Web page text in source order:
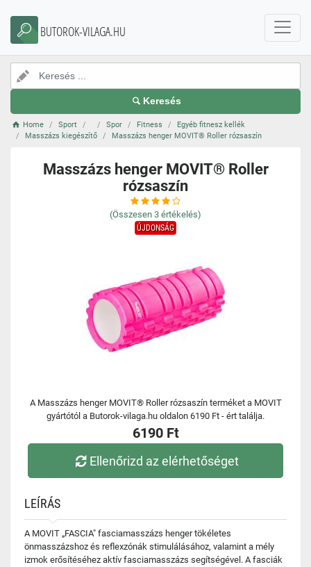
BUTOROK-VILAGA.HU
Keresés
Home Sport Spor Fitness
Egyéb fitnesz kellék
Masszázs kiegészítő
Masszázs henger MOVIT® Roller rózsaszín
Masszázs henger MOVIT® Roller
rózsaszín
(Összesen 3 értékelés)
ÚJDONSÁG
A Masszázs henger MOVIT® Roller rózsaszín terméket a MOVIT
gyártótól a Butorok-vilaga.hu oldalon 6190 Ft - ért találja.
6190 Ft
Ellenőrizd az elérhetőséget
LEÍRÁS
A MOVIT „FASCIA" fasciamasszázs henger tökéletes
önmasszázshoz és reflexzónák stimulálásához, valamint a mély
izmok erősítéséhez aktív fasciamasszázs segítségével. A fasciák